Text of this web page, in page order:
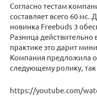
Согласно тестам
составляет всего 60 мс.
новинка Freebuds 3
Разница
практике это дарит
Компания предложила
следующему ролику, так
https://youtube.com/